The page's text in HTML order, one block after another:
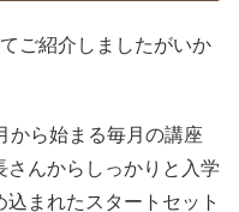
ご紹介しましたがいか
から始まる毎月の講座
んからしっかりと入学
まれたスタートセット